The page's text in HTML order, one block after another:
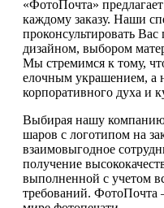
«ФотоПочта»
каждому заказу. Наши
проконсультировать
дизайном, выбором
Мы стремимся к тому,
елочным украшением, а
корпоративного духа и
Выбирая нашу компанию
шаров с логотипом на
взаимовыгодное
получение
выполненной с учетом
требований.